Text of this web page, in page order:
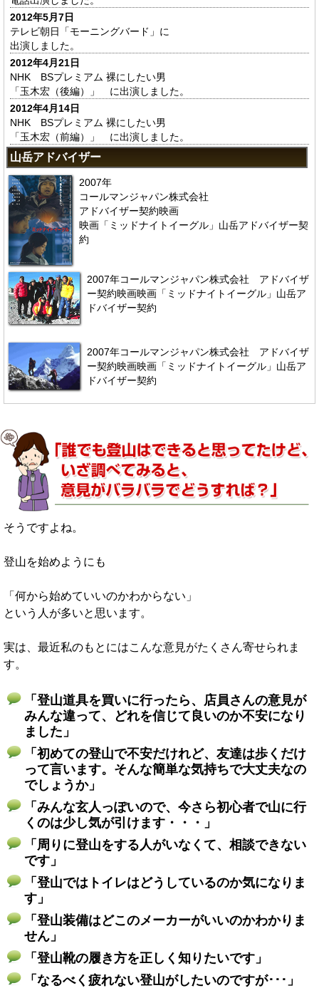
2012年5月7日
テレビ朝日「モーニングバード」に
出演しました。
2012年4月21日
NHK BSプレミアム 裸にしたい男
「玉木宏（後編）」 に出演しました。
2012年4月14日
NHK BSプレミアム 裸にしたい男
「玉木宏（前編）」 に出演しました。
山岳アドバイザー
2007年
コールマンジャパン株式会社
アドバイザー契約映画
映画「ミッドナイトイーグル」山岳アドバイザー契
約
2007年コールマンジャパン株式会社 アドバイザ
ー契約映画映画「ミッドナイトイーグル」山岳ア
ドバイザー契約
2007年コールマンジャパン株式会社 アドバイザ
ー契約映画映画「ミッドナイトイーグル」山岳ア
ドバイザー契約
そうですよね。
登山を始めようにも
「何から始めていいのかわからない」
という人が多いと思います。
実は、最近私のもとにはこんな意見がたくさん寄せられま
す。
「登山道具を買いに行ったら、店員さんの意見が
みんな違って、どれを信じて良いのか不安になり
ました」
「初めての登山で不安だけれど、友達は歩くだけ
って言います。そんな簡単な気持ちで大丈夫なの
でしょうか」
「みんな玄人っぽいので、今さら初心者で山に行
くのは少し気が引けます・・・」
「周りに登山をする人がいなくて、相談できない
です」
「登山ではトイレはどうしているのか気になりま
す」
「登山装備はどこのメーカーがいいのかわかりま
せん」
「登山靴の履き方を正しく知りたいです」
「なるべく疲れない登山がしたいのですが･･･」